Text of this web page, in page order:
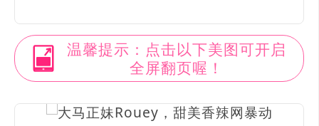
温馨提示：点击以下美图可开启
全屏翻页喔！